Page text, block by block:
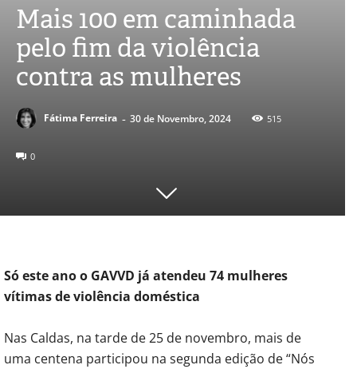
Mais 100 em caminhada
pelo fim da violência
contra as mulheres
Fátima Ferreira - 30 de Novembro, 2024 515
0
Só este ano o GAVVD já atendeu 74 mulheres
vítimas de violência doméstica
Nas Caldas, na tarde de 25 de novembro, mais de
uma centena participou na segunda edição de “Nós